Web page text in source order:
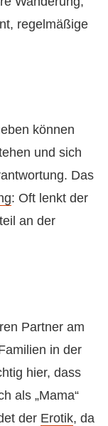
regelmäßige
können
und sich
Das
: Oft lenkt der
an der
Partner am
in der
hier, dass
als „Mama“
der Erotik, da